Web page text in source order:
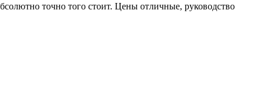
точно того стоит. Цены отличные, руководство